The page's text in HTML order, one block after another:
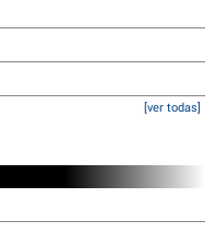
[ver todas]